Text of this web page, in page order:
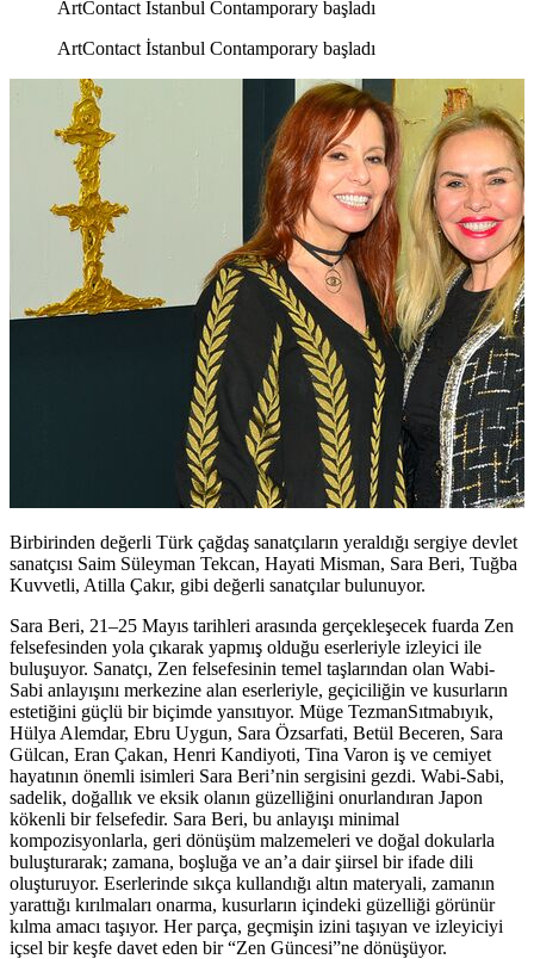
ArtContact İstanbul Contamporary başladı
ArtContact İstanbul Contamporary başladı
Birbirinden değerli Türk çağdaş sanatçıların yeraldığı sergiye devlet
sanatçısı Saim Süleyman Tekcan, Hayati Misman, Sara Beri, Tuğba
Kuvvetli, Atilla Çakır, gibi değerli sanatçılar bulunuyor.
Sara Beri, 21–25 Mayıs tarihleri arasında gerçekleşecek fuarda Zen
felsefesinden yola çıkarak yapmış olduğu eserleriyle izleyici ile
buluşuyor. Sanatçı, Zen felsefesinin temel taşlarından olan Wabi-
Sabi anlayışını merkezine alan eserleriyle, geçiciliğin ve kusurların
estetiğini güçlü bir biçimde yansıtıyor. Müge TezmanSıtmabıyık,
Hülya Alemdar, Ebru Uygun, Sara Özsarfati, Betül Beceren, Sara
Gülcan, Eran Çakan, Henri Kandiyoti, Tina Varon iş ve cemiyet
hayatının önemli isimleri Sara Beri’nin sergisini gezdi. Wabi-Sabi,
sadelik, doğallık ve eksik olanın güzelliğini onurlandıran Japon
kökenli bir felsefedir. Sara Beri, bu anlayışı minimal
kompozisyonlarla, geri dönüşüm malzemeleri ve doğal dokularla
buluşturarak; zamana, boşluğa ve an’a dair şiirsel bir ifade dili
oluşturuyor. Eserlerinde sıkça kullandığı altın materyali, zamanın
yarattığı kırılmaları onarma, kusurların içindeki güzelliği görünür
kılma amacı taşıyor. Her parça, geçmişin izini taşıyan ve izleyiciyi
içsel bir keşfe davet eden bir “Zen Güncesi”ne dönüşüyor.